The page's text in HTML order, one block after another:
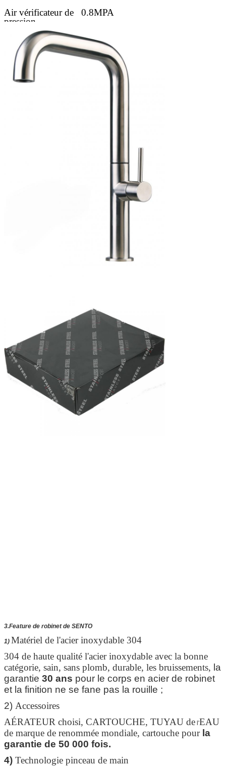
Air vérificateur de
pression
0.8MPA
3.Feature de robinet de SENTO
1) Matériel de l'acier inoxydable 304
304 de haute qualité l'acier inoxydable avec la bonne
catégorie, sain, sans plomb, durable, les bruissements, la
garantie 30 ans pour le corps en acier de robinet
et la finition ne se fane pas la rouille ;
2) Accessoires
AÉRATEUR choisi, CARTOUCHE, TUYAU de l'EAU
de marque de renommée mondiale, cartouche pour la
garantie de 50 000 fois.
4) Technologie pinceau de main